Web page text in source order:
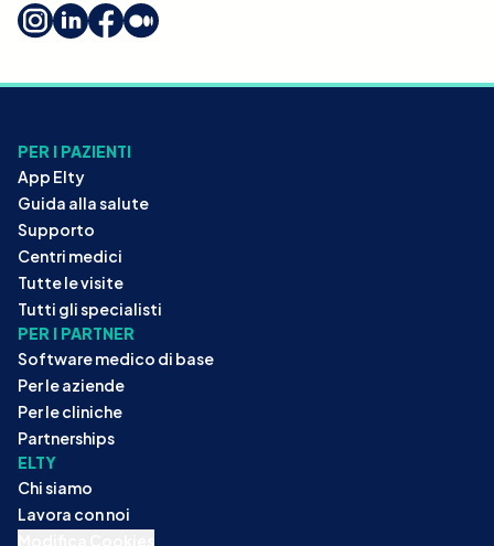
PER I PAZIENTI
App Elty
Guida alla salute
Supporto
Centri medici
Tutte le visite
Tutti gli specialisti
PER I PARTNER
Software medico di base
Per le aziende
Per le cliniche
Partnerships
ELTY
Chi siamo
Lavora con noi